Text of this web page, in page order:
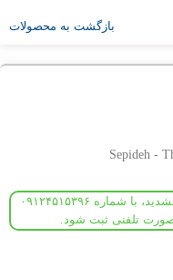
بازگشت به محصولات
Sepideh -
در صورتی که موفق به ثبت سفارش آنلاین نشدید، با شماره ۰۹۱۲۴۵۱۵۳۹۶
تلفنی ثبت شود.